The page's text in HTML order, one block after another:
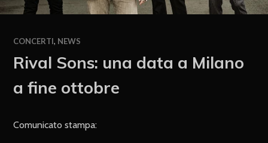
CONCERTI, NEWS
Rival Sons: una data a Milano
a fine ottobre
Comunicato stampa: